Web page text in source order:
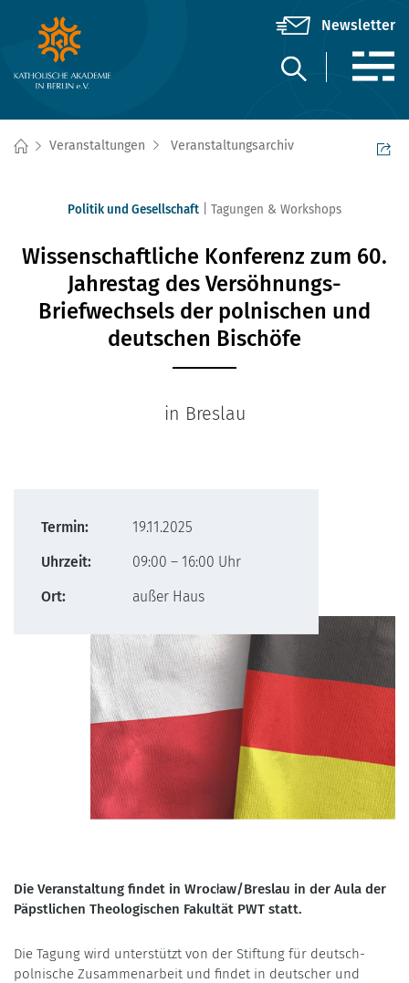
Veranstaltungen Veranstaltungsarchiv
Politik und Gesellschaft Tagungen & Workshops
Wissenschaftliche Konferenz zum 60.
Jahrestag des Versöhnungs-
Briefwechsels der polnischen und
deutschen Bischöfe
in Breslau
Termin:
19.11.2025
Uhrzeit:
09:00 – 16:00 Uhr
Ort:
außer Haus
Die Veranstaltung findet in Wrocław/Breslau in der Aula der
Päpstlichen Theologischen Fakultät PWT statt.
Die Tagung wird unterstützt von der Stiftung für deutsch-
polnische Zusammenarbeit und findet in deutscher und